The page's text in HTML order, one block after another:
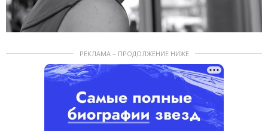
РЕКЛАМА – ПРОДОЛЖЕНИЕ НИЖЕ